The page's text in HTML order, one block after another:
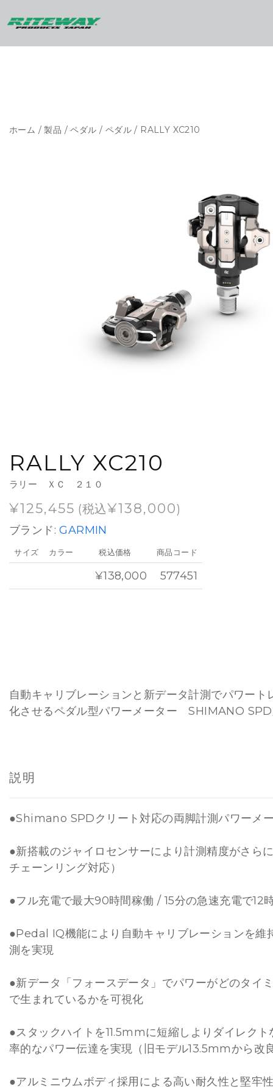
ホーム /製品 /ペダル / ペダル / RALLY XC210
RALLY XC210
ラリー ＸＣ ２１０
¥125,455 (税込¥138,000)
ブランド:GARMIN
サイズ カラー 税込価格
¥138,000
商品コード
577451
自動キャリブレーションと新データ計測でパワート
化させるペダル型パワーメーター SHIMANO
説明
●Shimano SPDクリート対応の両脚計測パワーメ
●新搭載のジャイロセンサーにより計測精度がさら
チェーンリング対応）
●フル充電で最大90時間稼働 / 15分の急速充電で12
●Pedal IQ機能により自動キャリブレーションを維
測を実現
●新データ「フォースデータ」でパワーがどのタイ
で生まれているかを可視化
●スタックハイトを11.5mmに短縮しよりダイレク
率的なパワー伝達を実現（旧モデル13.5mmから改
●アルミニウムボディ採用による高い耐久性と堅牢